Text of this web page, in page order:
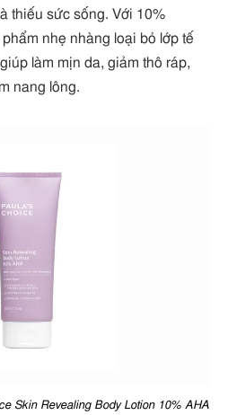
thiếu sức sống. Với 10%
nhẹ nhàng loại bỏ lớp tế
làm mịn da, giảm thô ráp,
nang lông.
Skin Revealing Body Lotion 10% AHA